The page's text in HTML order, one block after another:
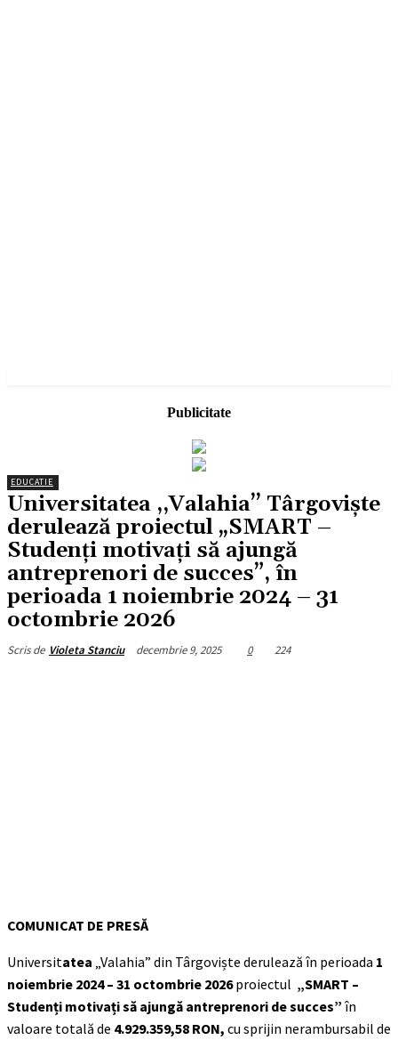
Publicitate
EDUCATIE
Universitatea ,,Valahia’’ Târgoviște
derulează proiectul „SMART –
Studenți motivați să ajungă
antreprenori de succes”, în
perioada 1 noiembrie 2024 – 31
octombrie 2026
Scris de Violeta Stanciu decembrie 9, 2025 0 224
COMUNICAT DE PRESĂ
Universitatea „Valahia” din Târgoviște derulează în perioada 1
noiembrie 2024 – 31 octombrie 2026proiectul „SMART –
Studenți motivați să ajungă antreprenori de succes” în
valoare totală de 4.929.359,58 RON, cu sprijin nerambursabil de